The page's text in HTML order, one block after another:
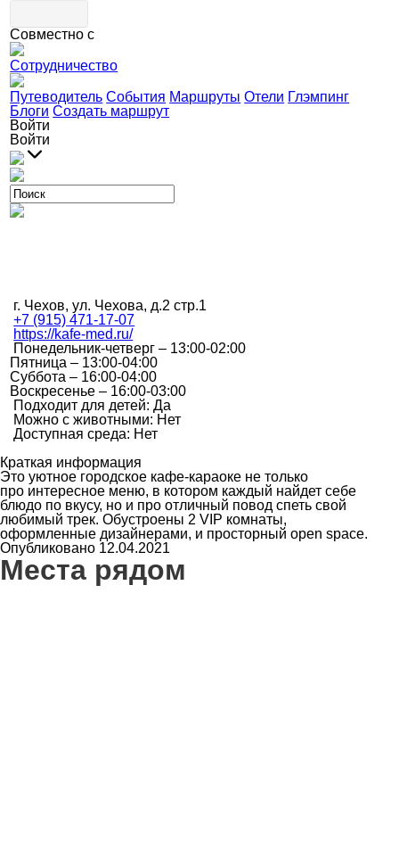
Совместно с
Сотрудничество
Путеводитель События Маршруты Отели Глэмпинг
Блоги Создать маршрут
Войти
Войти
г. Чехов, ул. Чехова, д.2 стр.1
+7 (915) 471-17-07
https://kafe-med.ru/
Понедельник-четверг – 13:00-02:00
Пятница – 13:00-04:00
Суббота – 16:00-04:00
Воскресенье – 16:00-03:00
Подходит для детей: Да
Можно с животными: Нет
Доступная среда: Нет
Краткая информация
Это уютное городское кафе-караоке не только
про интересное меню, в котором каждый найдет себе
блюдо по вкусу, но и про отличный повод спеть свой
любимый трек. Обустроены 2 VIP комнаты,
оформленные дизайнерами, и просторный open space.
Опубликовано 12.04.2021
Места рядом